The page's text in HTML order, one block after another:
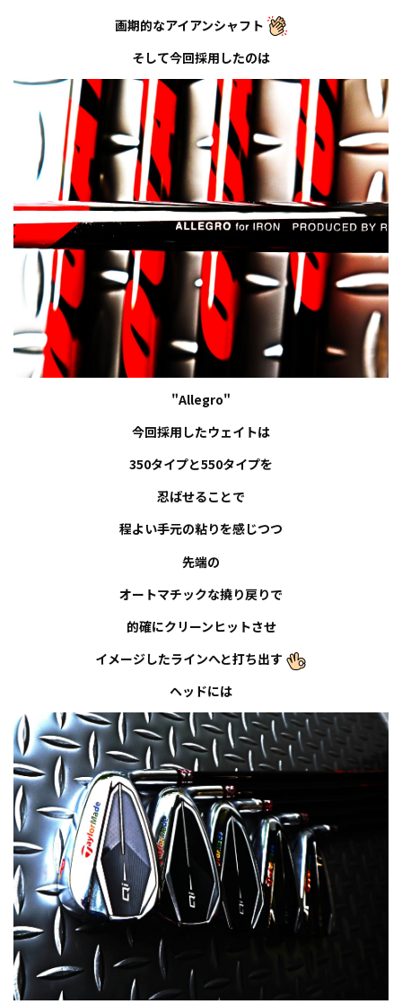
画期的なアイアンシャフト
そして今回採用したのは
"Allegro"
今回採用したウェイトは
350タイプと550タイプを
忍ばせることで
程よい手元の粘りを感じつつ
先端の
オートマチックな撓り戻りで
的確にクリーンヒットさせ
イメージしたラインへと打ち出す
ヘッドには